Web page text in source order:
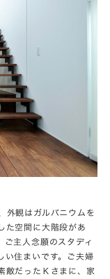
外観はガルバニウムを
た空間に大階段があ
ご主人念願のスタディ
い住まいです。ご夫婦
敵だったＫさまに、家